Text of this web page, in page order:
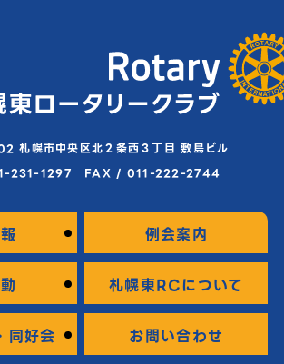
札幌市中央区北２条西３丁目 敷島ビル
231-1297 FAX / 011-222-2744
例会案内
札幌東RCについて
同好会 お問い合わせ